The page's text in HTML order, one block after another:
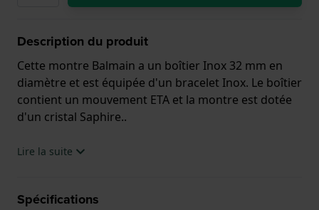
Description du produit
Cette montre Balmain a un boîtier Inox 32 mm en
diamètre et est équipée d'un bracelet Inox. Le boîtier
contient un mouvement ETA et la montre est dotée
d'un cristal Saphire..
La montre est 5 ATM. Cela signifie que la montre est
Lire la suite
Spécifications